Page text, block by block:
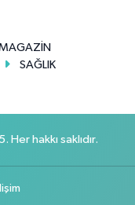
SAĞLIK
hakkı saklıdır.